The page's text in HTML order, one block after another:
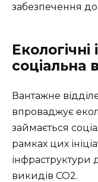
забезпечення
Екологічні
соціальна
Вантажне
впроваджує
займається
рамках цих
інфраструктури
викидів CO2.